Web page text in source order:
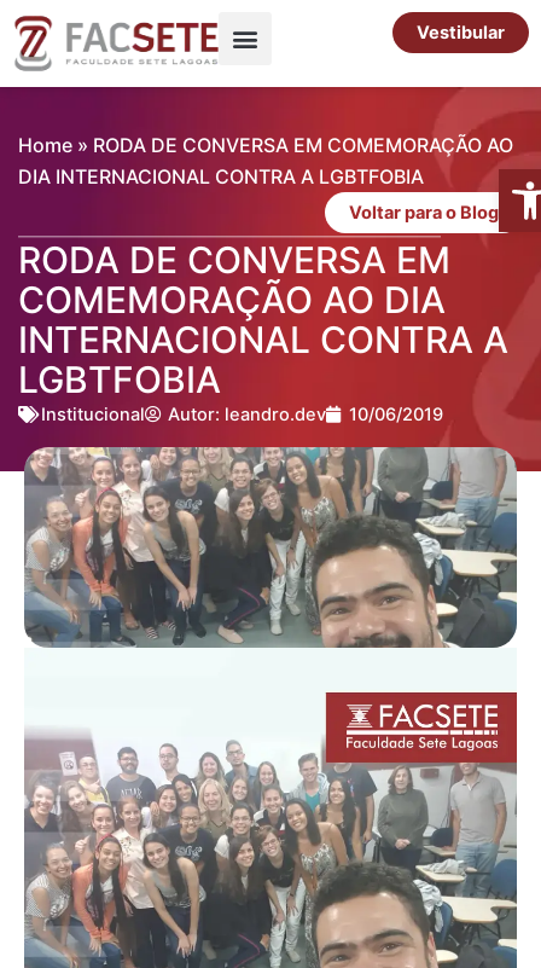
para
Vestibular
Home » RODA DE CONVERSA EM COMEMORAÇÃO AO
DIA INTERNACIONAL CONTRA A LGBTFOBIA
Voltar para o Blog
RODA DE CONVERSA EM
COMEMORAÇÃO AO DIA
INTERNACIONAL CONTRA A
LGBTFOBIA
Institucional Autor: leandro.dev 10/06/2019